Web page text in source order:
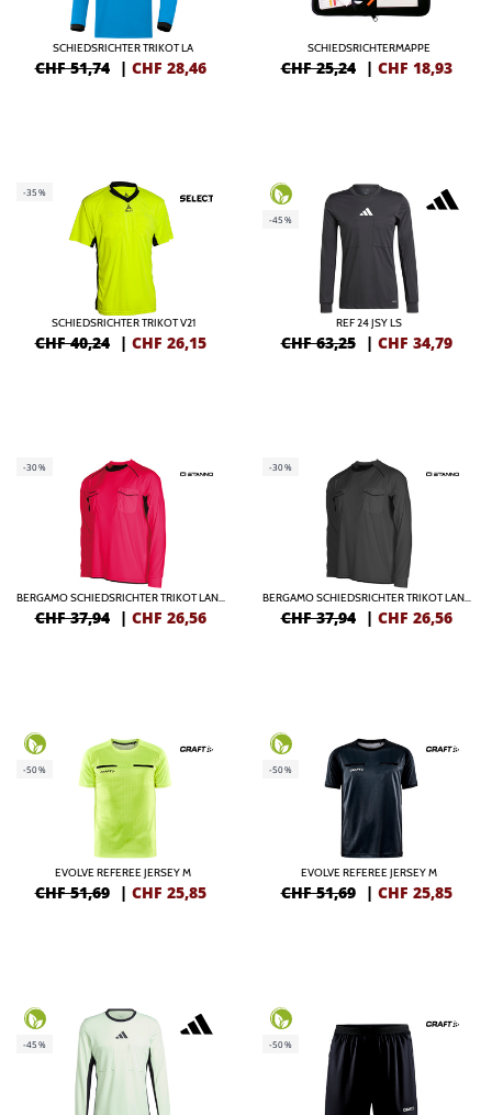
SCHIEDSRICHTER TRIKOT LA
CHF 51,74 | CHF 28,46
SCHIEDSRICHTERMAPPE
CHF 25,24 | CHF 18,93
-35%
SCHIEDSRICHTER TRIKOT V21
CHF 40,24 | CHF 26,15
-45%
REF 24 JSY LS
CHF 63,25 | CHF 34,79
-30%
BERGAMO SCHIEDSRICHTER TRIKOT LANGARM
CHF 37,94 | CHF 26,56
-30%
BERGAMO SCHIEDSRICHTER TRIKOT LANGARM
CHF 37,94 | CHF 26,56
-50%
EVOLVE REFEREE JERSEY M
CHF 51,69 | CHF 25,85
-50%
EVOLVE REFEREE JERSEY M
CHF 51,69 | CHF 25,85
-45% -50%